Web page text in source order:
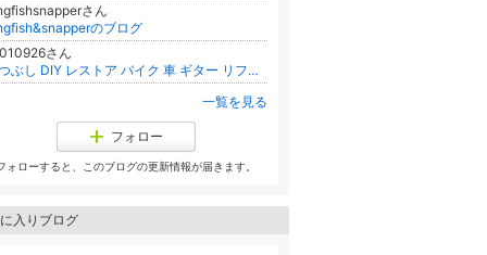
さん
のブログ
さん
暇つぶし DIY レストア バイク 車 ギター リフォーム
一覧を見る
フォロー
ォローすると、このブログの更新情報が届きます。
入りブログ